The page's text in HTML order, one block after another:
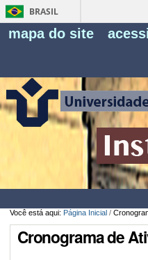
BRASIL
mapa do site
Você está aqui: Página Inicial /
Cronograma de